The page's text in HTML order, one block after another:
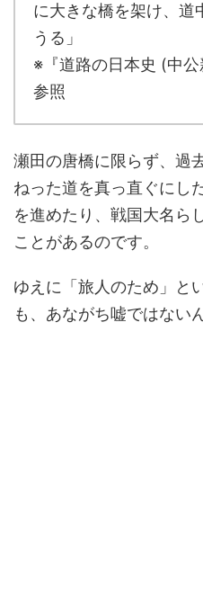
に大きな橋を架け、道
うる」
※『道路の日本史 (中公
参照
瀬田の唐橋に限らず、過
ねった道を真っ直ぐにし
を進めたり、戦国大名ら
ことがあるのです。
ゆえに「旅人のため」と
も、あながち嘘ではない